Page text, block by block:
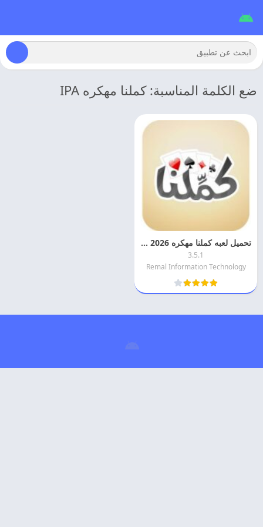
ضع الكلمة المناسبة: كملنا مهكره IPA
تحميل لعبه كملنا مهكره 2026 Kammelna اخر اصدار
3.5.1
Remal Information Technology